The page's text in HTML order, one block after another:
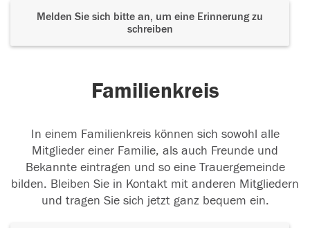
Melden Sie sich bitte an, um eine Erinnerung zu
schreiben
Familienkreis
In einem Familienkreis können sich sowohl alle
Mitglieder einer Familie, als auch Freunde und
Bekannte eintragen und so eine Trauergemeinde
bilden. Bleiben Sie in Kontakt mit anderen Mitgliedern
und tragen Sie sich jetzt ganz bequem ein.